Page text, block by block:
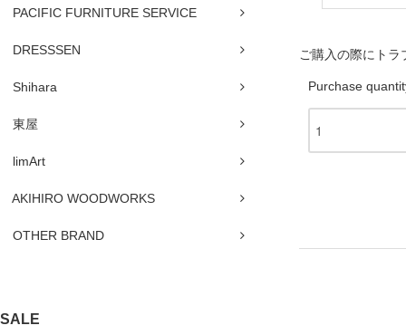
PACIFIC FURNITURE SERVICE
DRESSSEN
Shihara
東屋
limArt
AKIHIRO WOODWORKS
OTHER BRAND
SALE
ご購入の際にト
Purchase